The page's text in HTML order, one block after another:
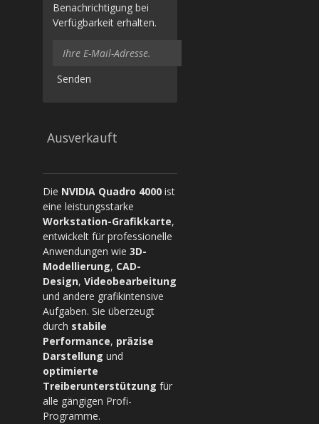
Benachrichtigung bei
Verfügbarkeit erhalten.
Senden
Ausverkauft
Die NVIDIA Quadro 4000 ist
eine leistungsstarke
Workstation-Grafikkarte,
entwickelt für professionelle
Anwendungen wie 3D-
Modellierung, CAD-
Design, Videobearbeitung
und andere grafikintensive
Aufgaben. Sie überzeugt
durch stabile
Performance, präzise
Darstellung und
optimierte
Treiberunterstützung für
alle gängigen Profi-
Programme.